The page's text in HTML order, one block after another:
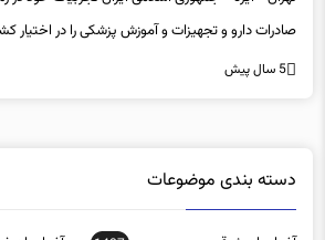
صادرات دارو و تجهیزات و آموزش پزشکی را در اختیار
5 سال پیش
دسته بندی موضوعات